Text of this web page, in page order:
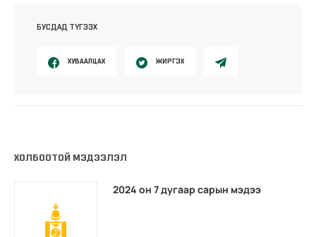
БУСДАД ТҮГЭЭХ
ХУВААЛЦАХ ЖИРГЭХ
ХОЛБООТОЙ МЭДЭЭЛЭЛ
2024 он 7 дугаар сарын мэдээ